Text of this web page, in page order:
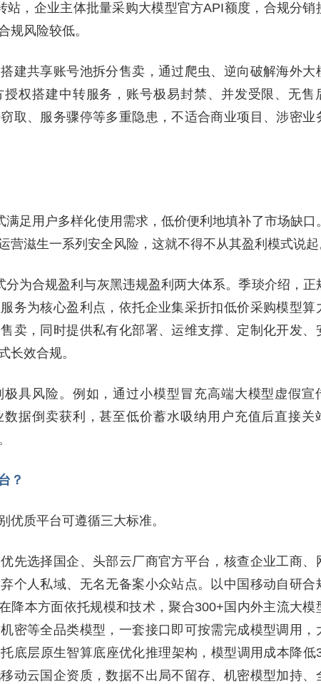
站，企业主体批量采购大模型官方API额度，合规分销
规风险较低。
建共享账号池拆分售卖，通过爬虫、逆向破解海外大
授权搭建中转服务，账号极易封禁、并发受限、无售
取、服务骤停等多重隐患，不适合商业项目、涉密业
满足用户多样化使用需求，低价便利地填补了市场缺口
营滋生一系列安全风险，这就不得不从其盈利模式说起
分为合规盈利与灰黑违规盈利两大体系。季琰介绍，正
务为核心盈利点，依托企业集采折扣低价采购模型算
卖，同时提供私有化部署、运维支撑、定制化开发、
长效合规。
具风险。例如，通过小模型冒充高端大模型虚假宣
据倒卖获利，甚至低价蓄水吸纳用户充值后直接关
？
优质平台可遵循三大标准。
先选择国企、头部云厂商官方平台，核查企业工商、
个人私域、无名无备案小众站点。以中国移动自研合
降本方面依托规模和技术，聚合300+国内外主流大模
密等全品类模型，一套接口即可按需完成模型调用，
底层原生智算底座优化推理架构，模型调用成本降低
动云国企资质，数据不出局不留存、机密模型加持、